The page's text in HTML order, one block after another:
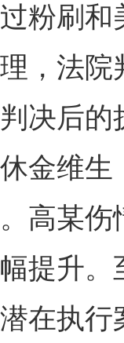
粉刷
，法
决后
金维
高某
提升
在执行